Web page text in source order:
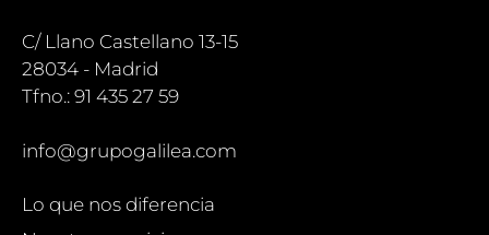
C/ Llano Castellano 13-15
28034 - Madrid
Tfno.: 91 435 27 59
info@grupogalilea.com
Lo que nos diferencia